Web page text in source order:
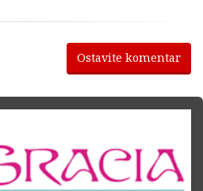
Ostavite komentar